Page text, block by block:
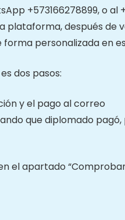
+573166278899, o al
plataforma, después de
personalizada en
dos pasos:
y el pago al correo
que diplomado
el apartado